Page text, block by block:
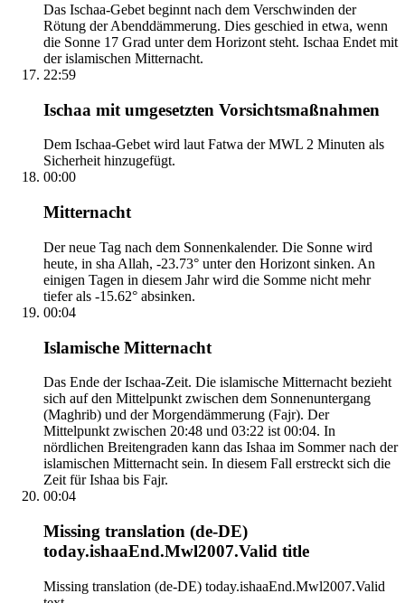
Das Ischaa-Gebet beginnt nach dem Verschwinden der
Rötung der Abenddämmerung. Dies geschied in etwa, wenn
die Sonne 17 Grad unter dem Horizont steht. Ischaa Endet mit
der islamischen Mitternacht.
22:59
Ischaa mit umgesetzten Vorsichtsmaßnahmen
Dem Ischaa-Gebet wird laut Fatwa der MWL 2 Minuten als
Sicherheit hinzugefügt.
00:00
Mitternacht
Der neue Tag nach dem Sonnenkalender. Die Sonne wird
heute, in sha Allah, -23.73° unter den Horizont sinken. An
einigen Tagen in diesem Jahr wird die Somme nicht mehr
tiefer als -15.62° absinken.
00:04
Islamische Mitternacht
Das Ende der Ischaa-Zeit. Die islamische Mitternacht bezieht
sich auf den Mittelpunkt zwischen dem Sonnenuntergang
(Maghrib) und der Morgendämmerung (Fajr). Der
Mittelpunkt zwischen 20:48 und 03:22 ist 00:04. In
nördlichen Breitengraden kann das Ishaa im Sommer nach der
islamischen Mitternacht sein. In diesem Fall erstreckt sich die
Zeit für Ishaa bis Fajr.
00:04
Missing translation (de-DE)
today.ishaaEnd.Mwl2007.Valid title
Missing translation (de-DE) today.ishaaEnd.Mwl2007.Valid